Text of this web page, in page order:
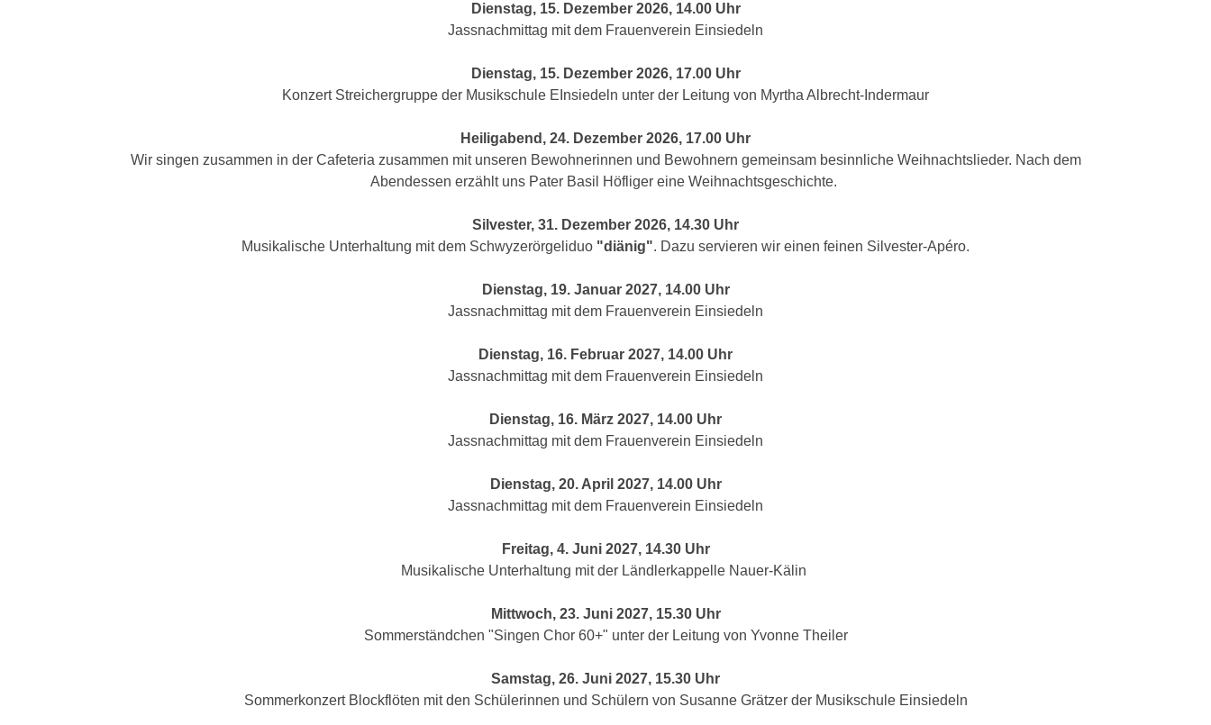
Dienstag, 15. Dezember 2026, 14.00 Uhr
Jassnachmittag mit dem Frauenverein Einsiedeln
Dienstag, 15. Dezember 2026, 17.00 Uhr
Konzert Streichergruppe der Musikschule EInsiedeln unter der Leitung von Myrtha Albrecht-Indermaur
Heiligabend, 24. Dezember 2026, 17.00 Uhr
Wir singen zusammen in der Cafeteria zusammen mit unseren Bewohnerinnen und Bewohnern gemeinsam besinnliche Weihnachtslieder. Nach dem
Abendessen erzählt uns Pater Basil Höfliger eine Weihnachtsgeschichte.
Silvester, 31. Dezember 2026, 14.30 Uhr
Musikalische Unterhaltung mit dem Schwyzerörgeliduo "diänig". Dazu servieren wir einen feinen Silvester-Apéro.
Dienstag, 19. Januar 2027, 14.00 Uhr
Jassnachmittag mit dem Frauenverein Einsiedeln
Dienstag, 16. Februar 2027, 14.00 Uhr
Jassnachmittag mit dem Frauenverein Einsiedeln
Dienstag, 16. März 2027, 14.00 Uhr
Jassnachmittag mit dem Frauenverein Einsiedeln
Dienstag, 20. April 2027, 14.00 Uhr
Jassnachmittag mit dem Frauenverein Einsiedeln
Freitag, 4. Juni 2027, 14.30 Uhr
Musikalische Unterhaltung mit der Ländlerkappelle Nauer-Kälin
Mittwoch, 23. Juni 2027, 15.30 Uhr
Sommerständchen "Singen Chor 60+" unter der Leitung von Yvonne Theiler
Samstag, 26. Juni 2027, 15.30 Uhr
Sommerkonzert Blockflöten mit den Schülerinnen und Schülern von Susanne Grätzer der Musikschule Einsiedeln